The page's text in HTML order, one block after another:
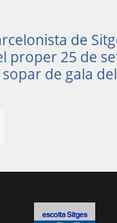
de
proper 25 de
de gala